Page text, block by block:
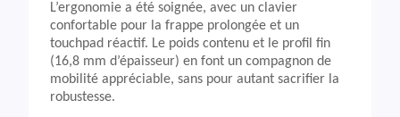
L’ergonomie a été soignée, avec un clavier
confortable pour la frappe prolongée et un
touchpad réactif. Le poids contenu et le profil fin
(16,8 mm d’épaisseur) en font un compagnon de
mobilité appréciable, sans pour autant sacrifier la
robustesse.